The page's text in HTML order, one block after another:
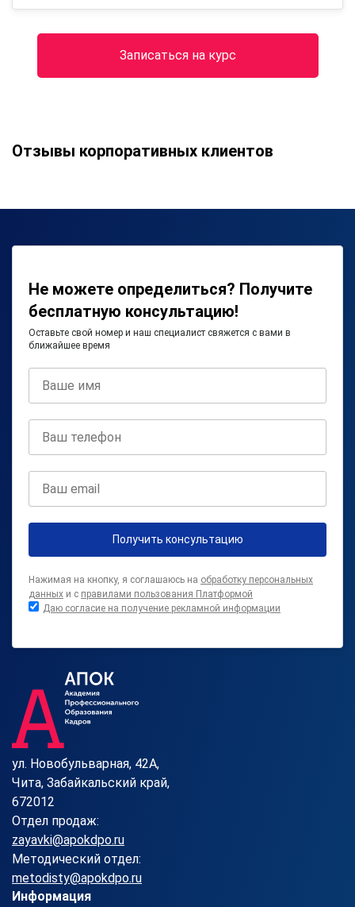
Записаться на курс
Отзывы корпоративных клиентов
Не можете определиться? Получите
бесплатную консультацию!
Оставьте свой номер и наш специалист свяжется с вами в
ближайшее время
Получить консультацию
Нажимая на кнопку, я соглашаюсь на обработку персональных
данных и с правилами пользования Платформой
Даю согласие на получение рекламной информации
ул. Новобульварная, 42А,
Чита, Забайкальский край,
672012
Отдел продаж:
zayavki@apokdpo.ru
Методический отдел:
metodisty@apokdpo.ru
Информация